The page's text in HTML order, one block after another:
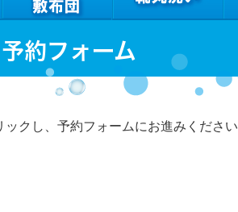
約フォーム
クし、予約フォームにお進みくださ